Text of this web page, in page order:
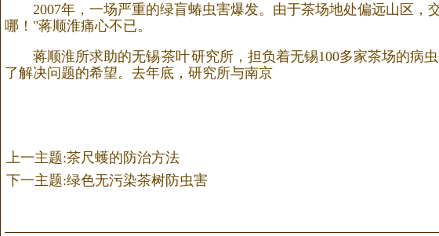
2007年，一场严重的绿盲蝽虫害爆发。由于茶场地处偏远山区
哪！"蒋顺淮痛心不已。
蒋顺淮所求助的无锡茶叶研究所，担负着无锡100多家茶场的病
了解决问题的希望。去年底，研究所与南京
上一主题:茶尺蠖的防治方法
下一主题:绿色无污染茶树防虫害